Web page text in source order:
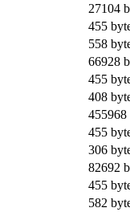
27104
455
558
66928
455
408
455968
455
306
82692
455
582